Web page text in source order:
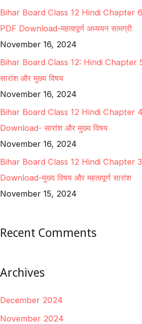
Bihar Board Class 12 Hindi Chapter
PDF Download-महत्वपूर्ण अध्ययन सामग्री
November 16, 2024
Bihar Board Class 12: Hindi Chapter
सारांश और मुख्य विषय
November 16, 2024
Bihar Board Class 12 Hindi Chapter 4:
Download- सारांश और मुख्य विषय
November 16, 2024
Bihar Board Class 12 Hindi Chapter 3:
Download-मुख्य विषय और महत्वपूर्ण सारांश
November 15, 2024
Recent Comments
Archives
December 2024
November 2024